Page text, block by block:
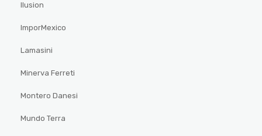
Ilusion
ImporMexico
Lamasini
Minerva Ferreti
Montero Danesi
Mundo Terra